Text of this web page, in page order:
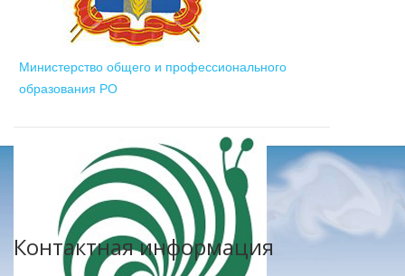
Министерство общего и профессионального
образования РО
Контактная информация